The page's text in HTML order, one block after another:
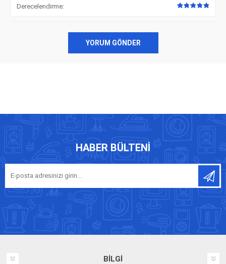
Derecelendirme:
YORUM GÖNDER
HABER BÜLTENI
BILGI